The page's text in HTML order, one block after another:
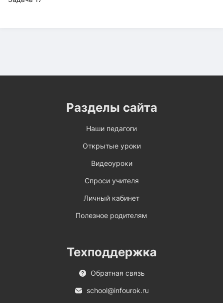
Разделы сайта
Наши педагоги
Открытые уроки
Видеоуроки
Спроси учителя
Личный кабинет
Полезное родителям
Техподдержка
Обратная связь
school@infourok.ru